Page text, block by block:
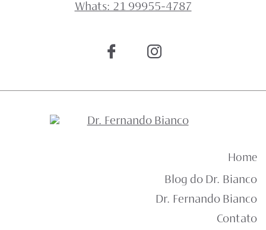
Whats: 21 99955-4787
Home
Blog do Dr. Bianco
Dr. Fernando Bianco
Contato